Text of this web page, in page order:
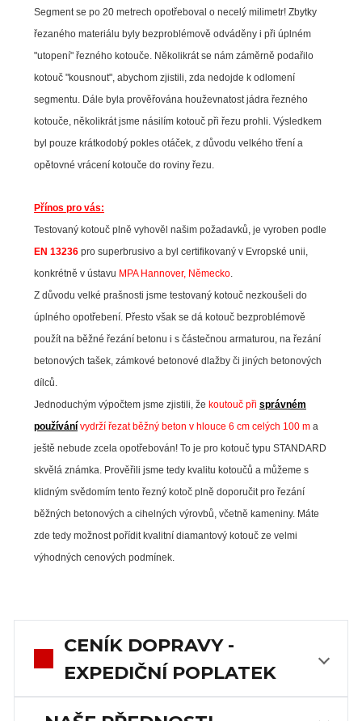
Segment se po 20 metrech opotřeboval o necelý milimetr! Zbytky
řezaného materiálu byly bezproblémově odváděny i při úplném
"utopení" řezného kotouče. Několikrát se nám záměrně podařilo
kotouč "kousnout", abychom zjistili, zda nedojde k odlomení
segmentu. Dále byla prověřována houževnatost jádra řezného
kotouče, několikrát jsme násilím kotouč při řezu prohli. Výsledkem
byl pouze krátkodobý pokles otáček, z důvodu velkého tření a
opětovné vrácení kotouče do roviny řezu.
Přínos pro vás:
Testovaný kotouč plně vyhověl našim požadavků, je vyroben podle
EN 13236 pro superbrusivo a byl certifikovaný v Evropské unii,
konkrétně v ústavu MPA Hannover, Německo
Z důvodu velké prašnosti jsme testovaný kotouč nezkoušeli do
úplného opotřebení. Přesto však se dá kotouč bezproblémově
použít na běžné řezání betonu i s částečnou armaturou, na řezání
betonových tašek, zámkové betonové dlažby či jiných betonových
dílců.
Jednoduchým výpočtem jsme zjistili, že koutouč při správném
používání vydrží řezat běžný beton v hlouce 6 cm celých 100 m a
ještě nebude zcela opotřebován! To je pro kotouč typu STANDARD
skvělá známka. Prověřili jsme tedy kvalitu kotoučů a můžeme s
klidným svědomím tento řezný kotoč plně doporučit pro řezání
běžných betonových a cihelných výrovbů, včetně kameniny. Máte
zde tedy možnost pořídit kvalitní diamantový kotouč ze velmi
výhodných cenových podmínek.
CENÍK DOPRAVY -
EXPEDIČNÍ POPLATEK